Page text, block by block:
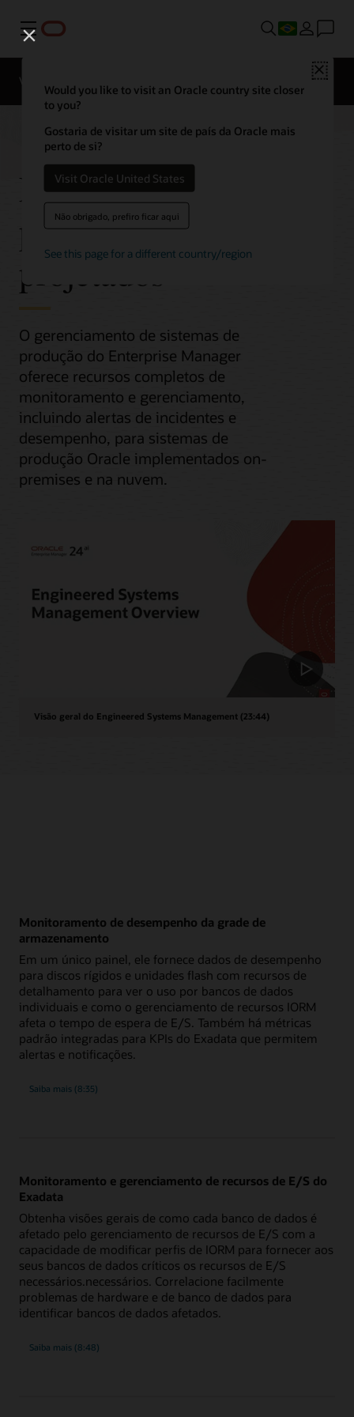
Menu
Close
Would you like to visit an Oracle country site closer
to you?
Gostaria de visitar um site de país da Oracle mais
perto de si?
Visit Oracle United States
Não obrigado, prefiro ficar aqui
See this page for a different country/region
Visão geral
Enterprise Manager
para sistemas
projetados
O gerenciamento de sistemas de
produção do Enterprise Manager
oferece recursos completos de
monitoramento e gerenciamento,
incluindo alertas de incidentes e
desempenho, para sistemas de
produção Oracle implementados on-
premises e na nuvem.
Visão geral do Engineered Systems Management (23:44)
Monitoramento de desempenho da grade de
armazenamento
Em um único painel, ele fornece dados de desempenho
para discos rígidos e unidades flash com recursos de
detalhamento para ver o uso por bancos de dados
individuais e como o gerenciamento de recursos IORM
afeta o tempo de espera de E/S. Também há métricas
padrão integradas para KPIs do Exadata que permitem
alertas e notificações.
Saiba mais (8:35)
Monitoramento e gerenciamento de recursos de E/S do
Exadata
Obtenha visões gerais de como cada banco de dados é
afetado pelo gerenciamento de recursos de E/S com a
capacidade de modificar perfis de IORM para fornecer aos
seus bancos de dados críticos os recursos de E/S
necessários.necessários. Correlacione facilmente
problemas de hardware e de banco de dados para
identificar bancos de dados afetados.
Saiba mais (8:48)